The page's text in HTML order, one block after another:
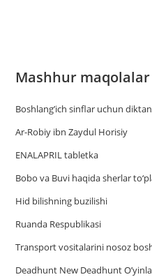
Mashhur maqolalar
Boshlang’ich sinflar uchun
Ar-Robiy ibn Zaydul Horisiy
ENALAPRIL tabletka
Bobo va Buvi haqida sherlar
Hid bilishning buzilishi
Ruanda Respublikasi
Trаnsport vositаlаrini nosoz
Deadhunt New Deadhunt